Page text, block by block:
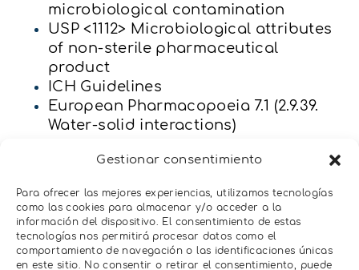
Gestionar consentimiento
Para ofrecer las mejores experiencias, utilizamos tecnologías
como las cookies para almacenar y/o acceder a la
información del dispositivo. El consentimiento de estas
tecnologías nos permitirá procesar datos como el
comportamiento de navegación o las identificaciones únicas
en este sitio. No consentir o retirar el consentimiento, puede
microbiological contamination
USP <1112> Microbiological attributes
of non-sterile pharmaceutical
product
ICH Guidelines
European Pharmacopoeia 7.1 (2.9.39.
Water-solid interactions)
Contacta con